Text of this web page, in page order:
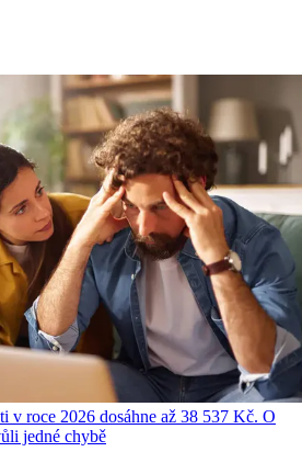
v roce 2026 dosáhne až 38 537 Kč. O
jedné chybě